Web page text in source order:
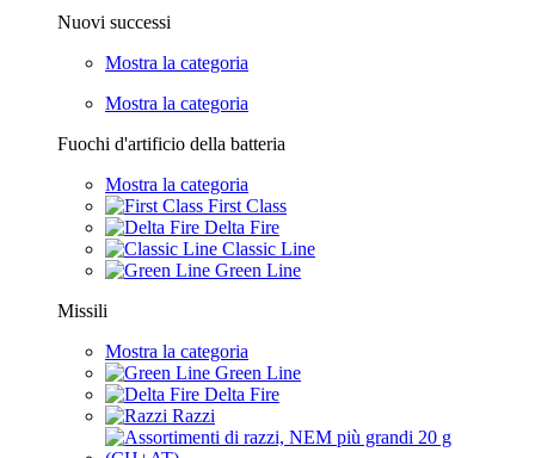
Nuovi successi
Mostra la categoria
Mostra la categoria
Fuochi d'artificio della batteria
Mostra la categoria
First Class
Delta Fire
Classic Line
Green Line
Missili
Mostra la categoria
Green Line
Delta Fire
Razzi